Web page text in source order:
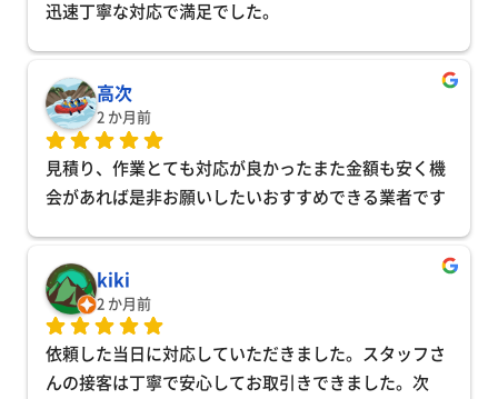
迅速丁寧な対応で満足でした。
高次
2 か月前
見積り、作業とても対応が良かったまた金額も安く機
会があれば是非お願いしたいおすすめできる業者です
kiki
2 か月前
依頼した当日に対応していただきました。スタッフさ
んの接客は丁寧で安心してお取引きできました。次